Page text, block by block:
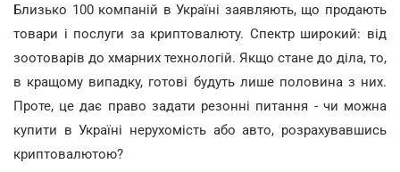
Близько 100 компаній в Україні заявляють, що продають
товари і послуги за криптовалюту. Спектр широкий: від
зоотоварів до хмарних технологій. Якщо стане до діла, то,
в кращому випадку, готові будуть лише половина з них.
Проте, це дає право задати резонні питання - чи можна
купити в Україні нерухомість або авто, розрахувавшись
криптовалютою?